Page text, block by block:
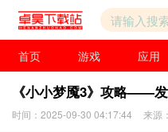
首页 游戏 应用
《小小梦魇3》攻略——
时间：2025-09-30 04:17:44 来源